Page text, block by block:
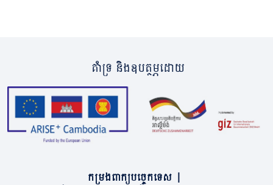
គាំទ្រ និងឧបត្ថម្ភដោយ
កម្រងពាក្យបច្ចេកទេស |